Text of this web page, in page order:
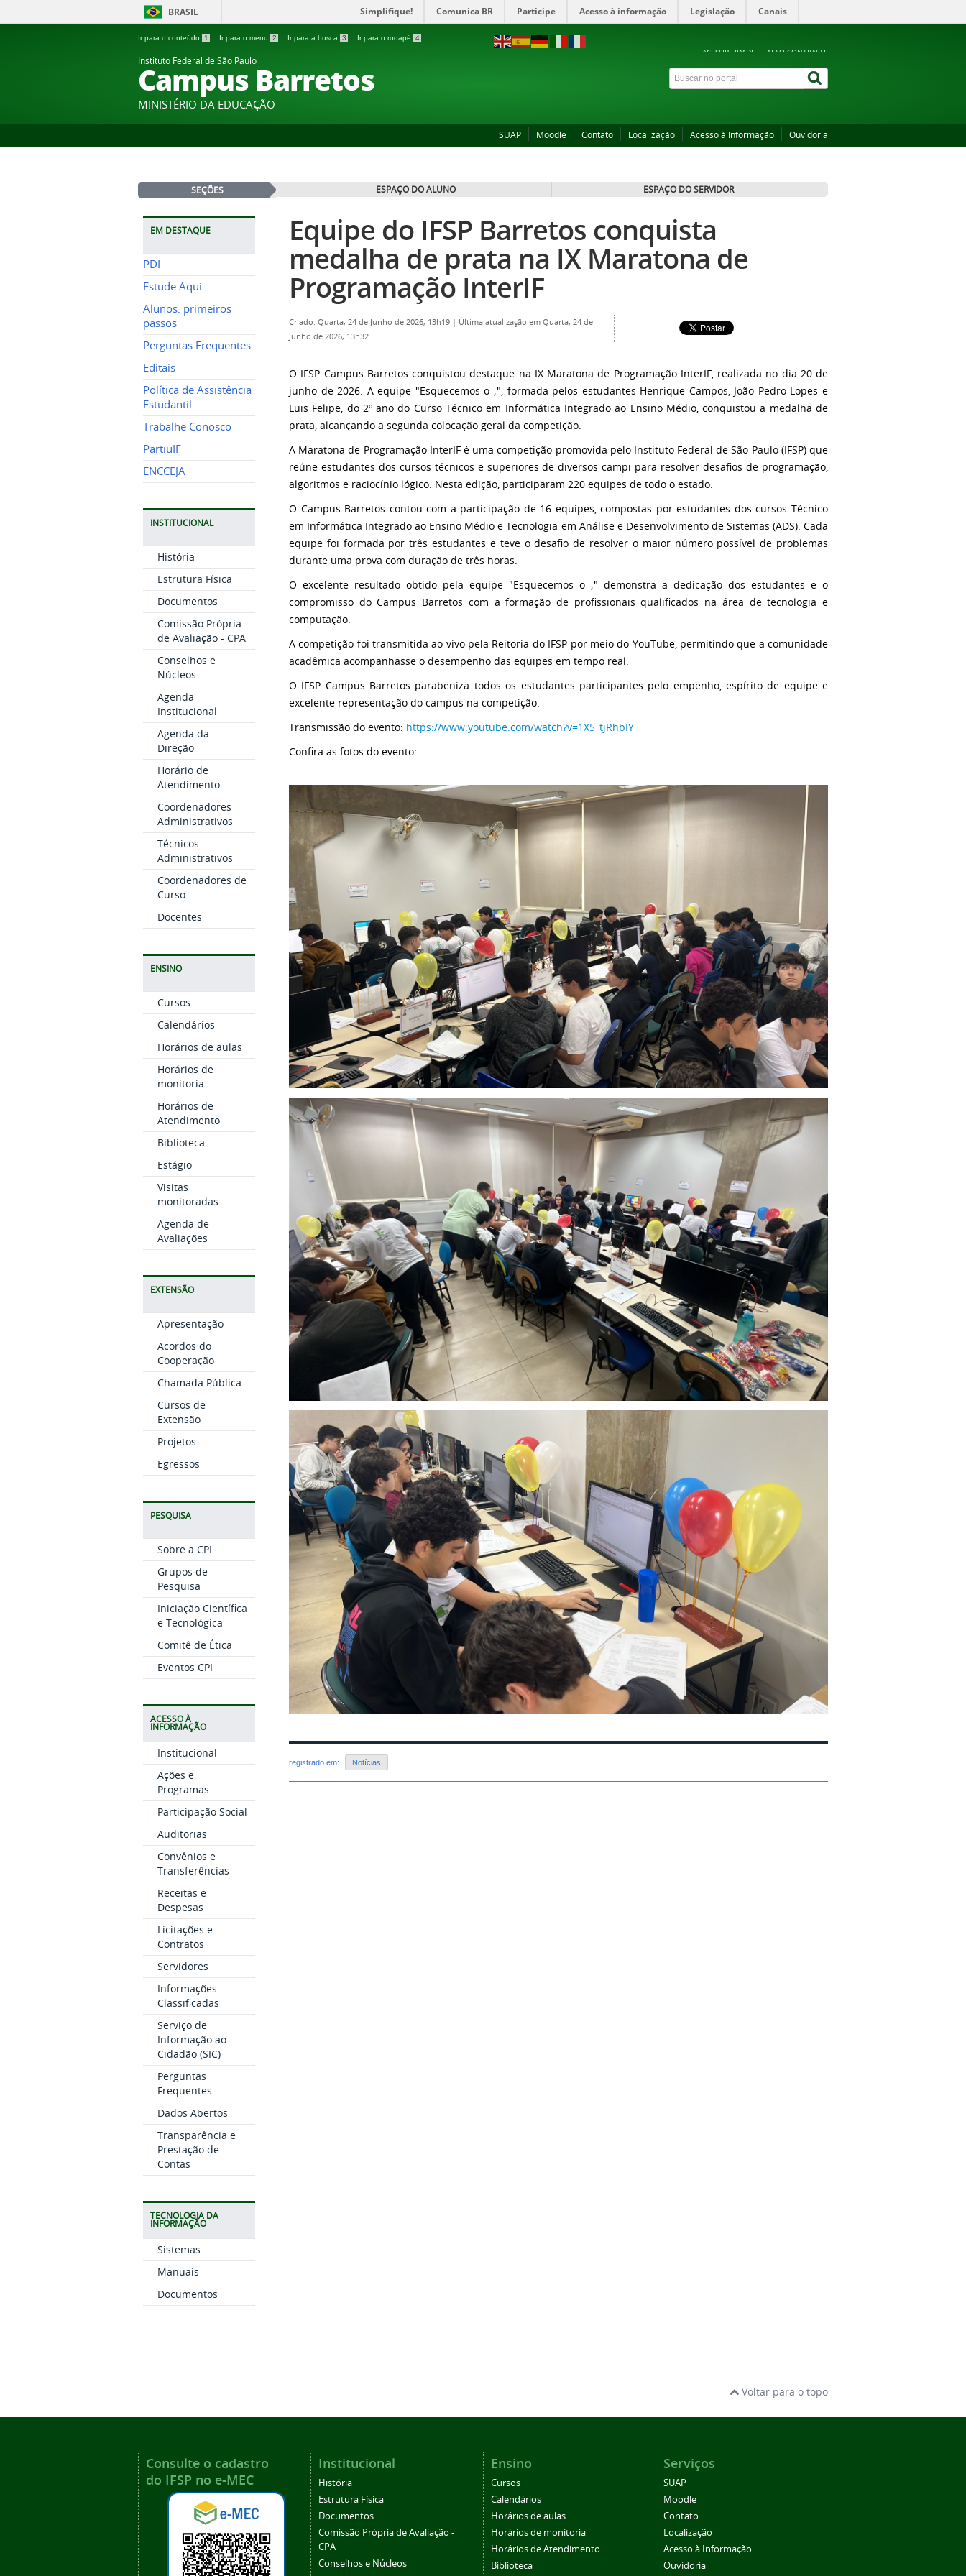
BRASIL Simplifique! Comunica BR Participe Acesso à informação Legislação Canais
Ir para o conteúdo 1 Ir para o menu 2 Ir para a busca 3 Ir para o rodapé 4
ACESSIBILIDADE ALTO CONTRASTE
Instituto Federal de São Paulo
Campus Barretos
MINISTÉRIO DA EDUCAÇÃO
SUAP Moodle Contato Localização Acesso à Informação Ouvidoria
SEÇÕES ESPAÇO DO ALUNO ESPAÇO DO SERVIDOR
EM DESTAQUE
PDI
Estude Aqui
Alunos: primeiros
passos
Perguntas Frequentes
Editais
Política de Assistência
Estudantil
Trabalhe Conosco
PartiuIF
ENCCEJA
INSTITUCIONAL
História
Estrutura Física
Documentos
Comissão Própria
de Avaliação - CPA
Conselhos e
Núcleos
Agenda
Institucional
Agenda da
Direção
Horário de
Atendimento
Coordenadores
Administrativos
Técnicos
Administrativos
Coordenadores de
Curso
Docentes
ENSINO
Cursos
Calendários
Horários de aulas
Horários de
monitoria
Horários de
Atendimento
Biblioteca
Estágio
Visitas
monitoradas
Agenda de
Avaliações
EXTENSÃO
Apresentação
Acordos do
Cooperação
Chamada Pública
Cursos de
Extensão
Projetos
Egressos
PESQUISA
Sobre a CPI
Grupos de
Pesquisa
Iniciação Científica
e Tecnológica
Comitê de Ética
Eventos CPI
ACESSO À
INFORMAÇÃO
Institucional
Ações e
Programas
Participação Social
Auditorias
Convênios e
Transferências
Receitas e
Despesas
Licitações e
Contratos
Servidores
Informações
Classificadas
Serviço de
Informação ao
Cidadão (SIC)
Perguntas
Frequentes
Dados Abertos
Transparência e
Prestação de
Contas
TECNOLOGIA DA
INFORMAÇÃO
Sistemas
Manuais
Documentos
Equipe do IFSP Barretos conquista
medalha de prata na IX Maratona de
Programação InterIF
Criado: Quarta, 24 de Junho de 2026, 13h19 | Última atualização em Quarta, 24 de
Junho de 2026, 13h32
O IFSP Campus Barretos conquistou destaque na IX Maratona de Programação InterIF, realizada no dia 20 de
junho de 2026. A equipe "Esquecemos o ;", formada pelos estudantes Henrique Campos, João Pedro Lopes e
Luis Felipe, do 2º ano do Curso Técnico em Informática Integrado ao Ensino Médio, conquistou a medalha de
prata, alcançando a segunda colocação geral da competição.
A Maratona de Programação InterIF é uma competição promovida pelo Instituto Federal de São Paulo (IFSP) que
reúne estudantes dos cursos técnicos e superiores de diversos campi para resolver desafios de programação,
algoritmos e raciocínio lógico. Nesta edição, participaram 220 equipes de todo o estado.
O Campus Barretos contou com a participação de 16 equipes, compostas por estudantes dos cursos Técnico
em Informática Integrado ao Ensino Médio e Tecnologia em Análise e Desenvolvimento de Sistemas (ADS). Cada
equipe foi formada por três estudantes e teve o desafio de resolver o maior número possível de problemas
durante uma prova com duração de três horas.
O excelente resultado obtido pela equipe "Esquecemos o ;" demonstra a dedicação dos estudantes e o
compromisso do Campus Barretos com a formação de profissionais qualificados na área de tecnologia e
computação.
A competição foi transmitida ao vivo pela Reitoria do IFSP por meio do YouTube, permitindo que a comunidade
acadêmica acompanhasse o desempenho das equipes em tempo real.
O IFSP Campus Barretos parabeniza todos os estudantes participantes pelo empenho, espírito de equipe e
excelente representação do campus na competição.
Transmissão do evento: https://www.youtube.com/watch?v=1X5_tjRhbIY
Confira as fotos do evento:
registrado em: Notícias
Voltar para o topo
Consulte o cadastro
do IFSP no e-MEC
Institucional
História
Estrutura Física
Documentos
Comissão Própria de Avaliação -
CPA
Conselhos e Núcleos
Ensino
Cursos
Calendários
Horários de aulas
Horários de monitoria
Horários de Atendimento
Biblioteca
Serviços
SUAP
Moodle
Contato
Localização
Acesso à Informação
Ouvidoria